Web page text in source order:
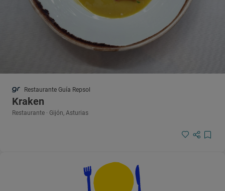
Restaurante Guía Repsol
Kraken
Restaurante · Gijón, Asturias